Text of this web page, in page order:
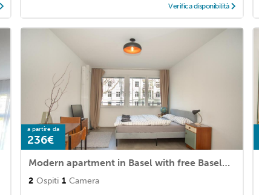
Verifica disponibilità
a partire da
236€
Modern apartment in Basel with free BaselCard
2 Ospiti 1 Camera